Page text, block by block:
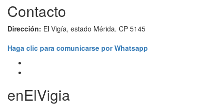
Contacto
Dirección: El Vigía, estado Mérida. CP 5145
Haga clic para comunicarse por Whatsapp
enElVigia